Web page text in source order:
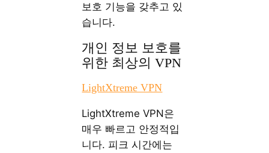
보호 기능을 갖추고 있
습니다.
개인 정보 보호를
위한 최상의 VPN
LightXtreme VPN
LightXtreme VPN은
매우 빠르고 안정적입
니다. 피크 시간에는